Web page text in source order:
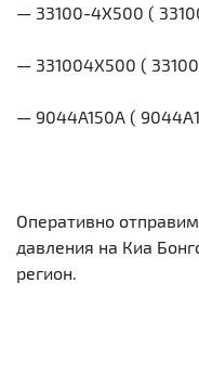
— 33100-4X500 (
— 331004Х500 (
— 9044A150A (
Оперативно
давления на Киа
регион.